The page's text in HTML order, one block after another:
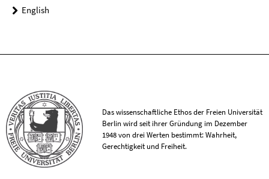
English
Das wissenschaftliche Ethos der Freien Universität
Berlin wird seit ihrer Gründung im Dezember
1948 von drei Werten bestimmt: Wahrheit,
Gerechtigkeit und Freiheit.